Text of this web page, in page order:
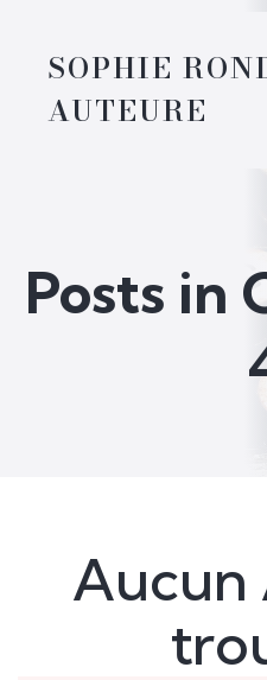
SOPHIE
AUTEURE
Posts in
Aucun